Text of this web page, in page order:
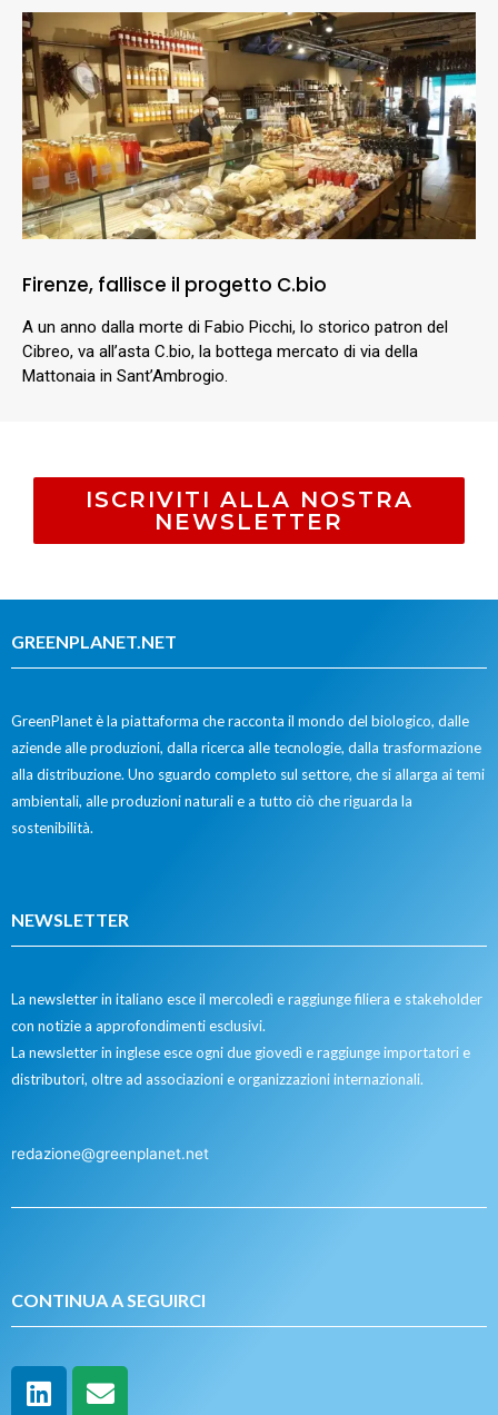
Firenze, fallisce il progetto C.bio
A un anno dalla morte di Fabio Picchi, lo storico patron del
Cibreo, va all’asta C.bio, la bottega mercato di via della
Mattonaia in Sant’Ambrogio.
ISCRIVITI ALLA NOSTRA
NEWSLETTER
GREENPLANET.NET
GreenPlanet è la piattaforma che racconta il mondo del biologico, dalle
aziende alle produzioni, dalla ricerca alle tecnologie, dalla trasformazione
alla distribuzione. Uno sguardo completo sul settore, che si allarga ai temi
ambientali, alle produzioni naturali e a tutto ciò che riguarda la
sostenibilità.
NEWSLETTER
La newsletter in italiano esce il mercoledì e raggiunge filiera e stakeholder
con notizie a approfondimenti esclusivi.
La newsletter in inglese esce ogni due giovedì e raggiunge importatori e
distributori, oltre ad associazioni e organizzazioni internazionali.
redazione@greenplanet.net
CONTINUA A SEGUIRCI